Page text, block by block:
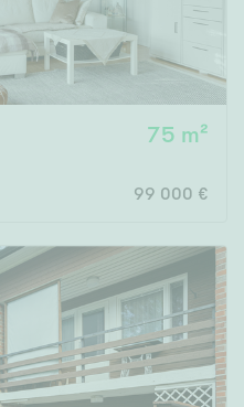
75 m²
99 000 €